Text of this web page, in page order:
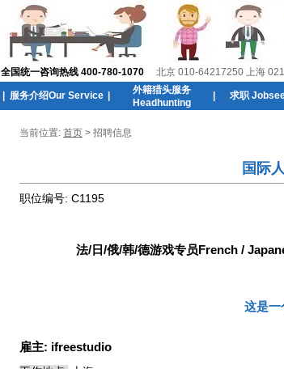
全国统一咨询热线 400-780-1070 北京 010-64217250 上海
服务介绍Our Service
外籍猎头服务
Headhunting
求职
当前位置: 首页 > 招聘信息
国际
职位编号: C1195
法/日/俄/韩/德游戏专员French /
这是一
雇主: ifreestudio